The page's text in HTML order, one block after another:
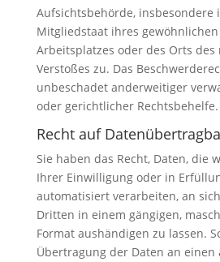
Aufsichtsbehörde, insbesondere
Mitgliedstaat ihres
Arbeitsplatzes oder des Orts
Verstoßes zu. Das
unbeschadet anderweitiger
oder gerichtlicher Rechtsbehelfe.
Recht auf
Sie haben das Recht, Daten, die
Ihrer Einwilligung oder in
automatisiert verarbeiten, an
Dritten in einem gängigen,
Format aushändigen zu lassen.
Übertragung der Daten an einen